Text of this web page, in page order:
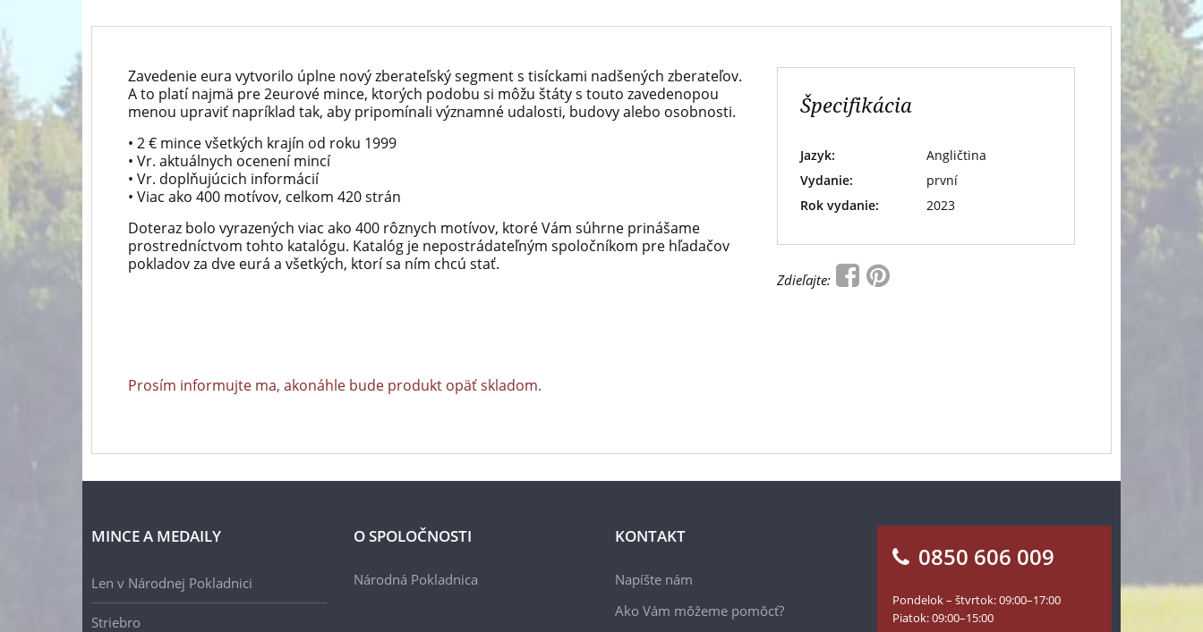
Zavedenie eura vytvorilo úplne nový zberateľský segment s tisíckami nadšených zberateľov.
A to platí najmä pre 2eurové mince, ktorých podobu si môžu štáty s touto zavedenopou
menou upraviť napríklad tak, aby pripomínali významné udalosti, budovy alebo osobnosti.
• 2 € mince všetkých krajín od roku 1999
• Vr. aktuálnych ocenení mincí
• Vr. doplňujúcich informácií
• Viac ako 400 motívov, celkom 420 strán
Doteraz bolo vyrazených viac ako 400 rôznych motívov, ktoré Vám súhrne prinášame
prostredníctvom tohto katalógu. Katalóg je nepostrádateľným spoločníkom pre hľadačov
pokladov za dve eurá a všetkých, ktorí sa ním chcú stať.
Prosím informujte ma, akonáhle bude produkt opäť skladom.
Špecifikácia
Jazyk:
Angličtina
Vydanie:
první
Rok vydanie:
2023
Zdieľajte:
MINCE A MEDAILY
Len v Národnej Pokladnici
Striebro
O SPOLOČNOSTI
Národná Pokladnica
KONTAKT
Napíšte nám
Ako Vám môžeme pomôcť?
0850 606 009
Pondelok – štvrtok: 09:00–17:00
Piatok: 09:00–15:00